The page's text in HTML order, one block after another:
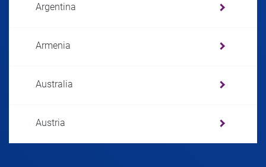
Argentina
Armenia
Australia
Austria